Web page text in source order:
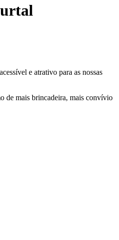
e atrativo para as nossas
de mais brincadeira, mais convívio